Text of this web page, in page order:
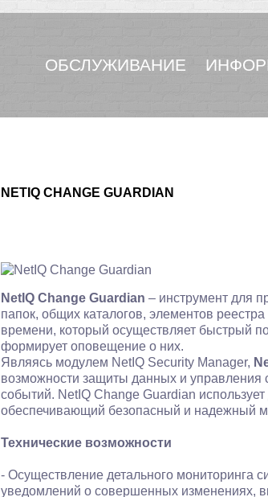
ОБСЛУЖИВАНИЕ
NETIQ CHANGE GUARDIAN
NetIQ Change Guardian – инструмент для
папок, общих каталогов, элементов
времени, который осуществляет быстрый
формирует оповещение о них.
Являясь модулем NetIQ Security Manager,
возможности защиты данных и
событий. NetIQ Change Guardian
обеспечивающий безопасный и надежный
Технические возможности
- Осуществление детального мониторинга
уведомлений о совершенных изменениях,